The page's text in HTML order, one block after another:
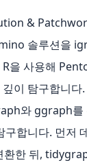
&
솔루션을
을 사용해
이 탐구합니다
와 ggraph를
구합니다. 먼저
한 뒤,